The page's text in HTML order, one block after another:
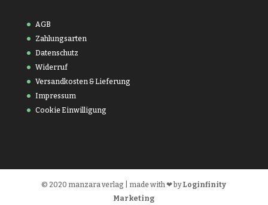
AGB
Zahlungsarten
Datenschutz
Widerruf
Versandkosten & Lieferung
Impressum
Cookie Einwilligung
© 2020 manzara verlag | made with ❤ byLoginfinity
Marketing